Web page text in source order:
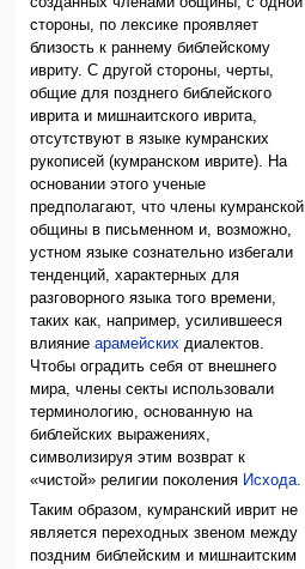
стороны, по лексике проявляет
близость к раннему библейскому
ивриту. С другой стороны, черты,
общие для позднего библейского
иврита и мишнаитского иврита,
отсутствуют в языке кумранских
рукописей (кумранском иврите). На
основании этого ученые
предполагают, что члены кумранской
общины в письменном и, возможно,
устном языке сознательно избегали
тенденций, характерных для
разговорного языка того времени,
таких как, например, усилившееся
влияниеарамейских диалектов.
Чтобы оградить себя от внешнего
мира, члены секты использовали
терминологию, основанную на
библейских выражениях,
символизируя этим возврат к
«чистой» религии поколения Исхода.
Таким образом, кумранский иврит не
является переходных звеном между
поздним библейским и мишнаитским